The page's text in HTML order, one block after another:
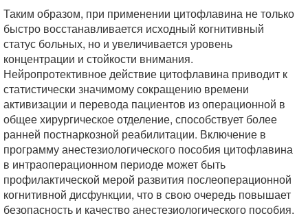
Таким образом, при применении цитофлавина не только
быстро восстанавливается исходный когнитивный
статус больных, но и увеличивается уровень
концентрации и стойкости внимания.
Нейропротективное действие цитофлавина приводит к
статистически значимому сокращению времени
активизации и перевода пациентов из операционной в
общее хирургическое отделение, способствует более
ранней постнаркозной реабилитации. Включение в
программу анестезиологического пособия цитофлавина
в интраоперационном периоде может быть
профилактической мерой развития послеоперационной
когнитивной дисфункции, что в свою очередь повышает
безопасность и качество анестезиологического пособия.